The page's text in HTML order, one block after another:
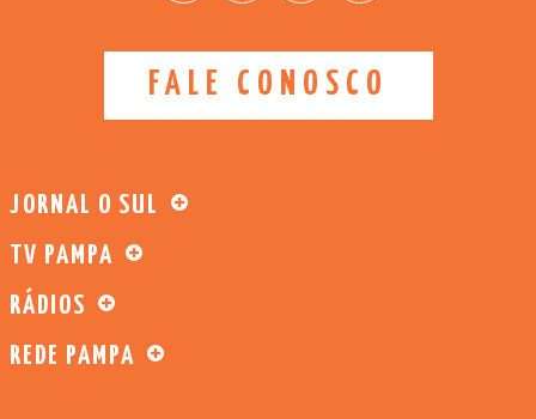
FALE CONOSCO
JORNAL O SUL
TV PAMPA
RÁDIOS
REDE PAMPA